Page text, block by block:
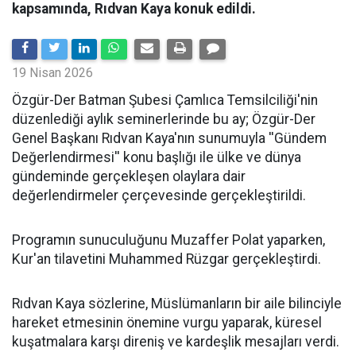
kapsamında, Rıdvan Kaya konuk edildi.
19 Nisan 2026
​Özgür-Der Batman Şubesi Çamlıca Temsilciliği'nin
düzenlediği aylık seminerlerinde bu ay; Özgür-Der
Genel Başkanı Rıdvan Kaya'nın sunumuyla ''Gündem
Değerlendirmesi'' konu başlığı ile ülke ve dünya
gündeminde gerçekleşen olaylara dair
değerlendirmeler çerçevesinde gerçekleştirildi.
Programın sunuculuğunu Muzaffer Polat yaparken,
Kur'an tilavetini Muhammed Rüzgar gerçekleştirdi.
Rıdvan Kaya sözlerine, Müslümanların bir aile bilinciyle
hareket etmesinin önemine vurgu yaparak, küresel
kuşatmalara karşı direniş ve kardeşlik mesajları verdi.